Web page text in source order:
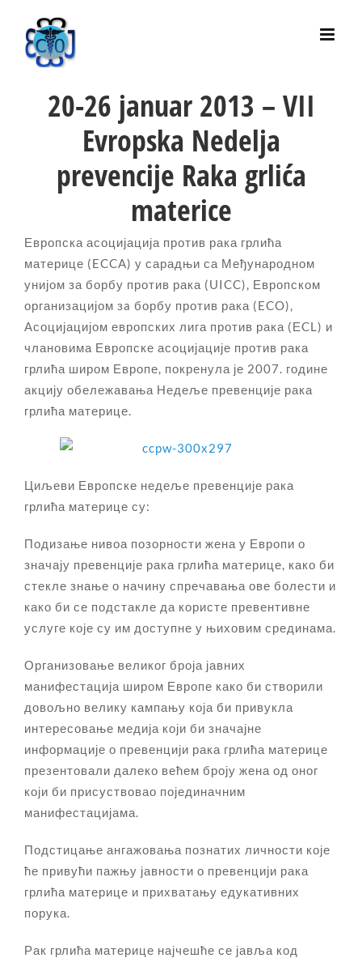
content
20-26 januar 2013 – VII
Evropska Nedelja
prevencije Raka grlića
materice
Европска асоцијација против рака грлића
материце (ECCA) у сарадњи са Међународном
унијом за борбу против рака (UICC), Европском
организацијом зa борбу против рака (ECO),
Асоцијацијом европских лига против рака (ЕCL) и
члановима Европске асоцијације против рака
грлића широм Европе, покренула је 2007. године
акцију обележавања Недеље превенције рака
грлића материце.
Циљеви Европске недеље превенције рака
грлића материце су:
Подизање нивоа позорности жена у Европи о
значају превенције рака грлића материце, како би
стекле знање о начину спречавања ове болести и
како би се подстакле да користе превентивне
услуге које су им доступне у њиховим срединама.
Организовање великог броја јавних
манифестација широм Европе како би створили
довољно велику кампању која би привукла
интересовање медија који би значајне
информације о превенцији рака грлића материце
презентовали далеко већем броју жена од оног
који би присуствовао појединачним
манифестацијама.
Подстицање ангажовања познатих личности које
ће привући пажњу јавности о превенцији рака
грлића материце и прихватању едукативних
порука.
Рак грлића материце најчешће се јавља код